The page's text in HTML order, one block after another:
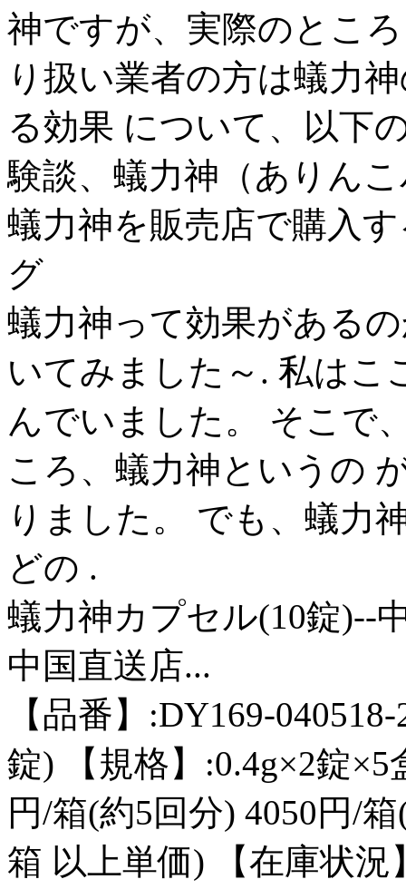
神ですが、実際のとこ
り扱い業者の方は蟻力
る効果 について、以下
験談、蟻力神（ありん
蟻力神を販売店で購入
グ
蟻力神って効果がある
いてみました～. 私はこ
んでいました。 そこで
ころ、蟻力神というの
りました。 でも、蟻力
どの .
蟻力神カプセル(10錠)--
中国直送店...
【品番】:DY169-
錠) 【規格】:0.4g×2錠
円/箱(約5回分) 4050円/
箱 以上単価) 【在庫状